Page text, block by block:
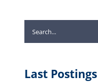
for:
Last Postings